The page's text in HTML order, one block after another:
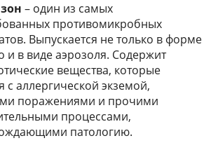
– один из самых
противомикробных
Выпускается не только в форме
и в виде аэрозоля. Содержит
вещества, которые
с аллергической экземой,
поражениями и прочими
процессами,
патологию.